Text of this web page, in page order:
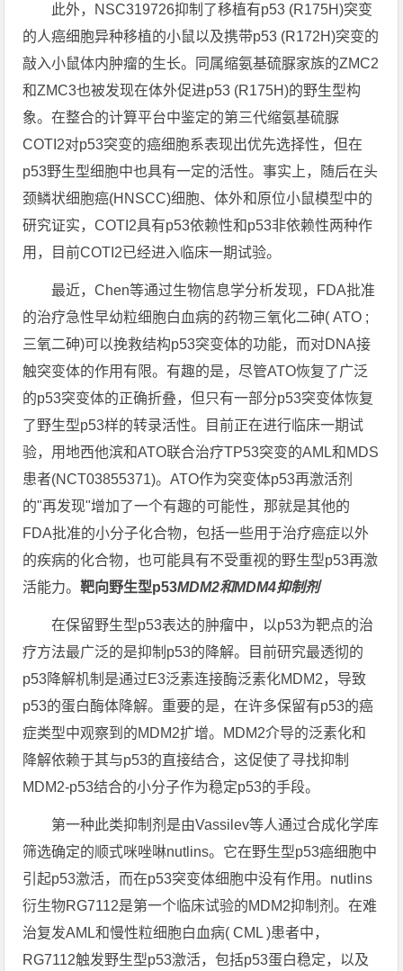
此外，NSC319726抑制了移植有p53 (R175H)突变
的人癌细胞异种移植的小鼠以及携带p53 (R172H)突变的
敲入小鼠体内肿瘤的生长。同属缩氨基硫脲家族的ZMC2
和ZMC3也被发现在体外促进p53 (R175H)的野生型构
象。在整合的计算平台中鉴定的第三代缩氨基硫脲
COTI2对p53突变的癌细胞系表现出优先选择性，但在
p53野生型细胞中也具有一定的活性。事实上，随后在头
颈鳞状细胞癌(HNSCC)细胞、体外和原位小鼠模型中的
研究证实，COTI2具有p53依赖性和p53非依赖性两种作
用，目前COTI2已经进入临床一期试验。
最近，Chen等通过生物信息学分析发现，FDA批准
的治疗急性早幼粒细胞白血病的药物三氧化二砷( ATO ;
三氧二砷)可以挽救结构p53突变体的功能，而对DNA接
触突变体的作用有限。有趣的是，尽管ATO恢复了广泛
的p53突变体的正确折叠，但只有一部分p53突变体恢复
了野生型p53样的转录活性。目前正在进行临床一期试
验，用地西他滨和ATO联合治疗TP53突变的AML和MDS
患者(NCT03855371)。ATO作为突变体p53再激活剂
的"再发现"增加了一个有趣的可能性，那就是其他的
FDA批准的小分子化合物，包括一些用于治疗癌症以外
的疾病的化合物，也可能具有不受重视的野生型p53再激
活能力。靶向野生型p53MDM2和MDM4抑制剂
在保留野生型p53表达的肿瘤中，以p53为靶点的治
疗方法最广泛的是抑制p53的降解。目前研究最透彻的
p53降解机制是通过E3泛素连接酶泛素化MDM2，导致
p53的蛋白酶体降解。重要的是，在许多保留有p53的癌
症类型中观察到的MDM2扩增。MDM2介导的泛素化和
降解依赖于其与p53的直接结合，这促使了寻找抑制
MDM2-p53结合的小分子作为稳定p53的手段。
第一种此类抑制剂是由Vassilev等人通过合成化学库
筛选确定的顺式咪唑啉nutlins。它在野生型p53癌细胞中
引起p53激活，而在p53突变体细胞中没有作用。nutlins
衍生物RG7112是第一个临床试验的MDM2抑制剂。在难
治复发AML和慢性粒细胞白血病( CML )患者中，
RG7112触发野生型p53激活，包括p53蛋白稳定，以及